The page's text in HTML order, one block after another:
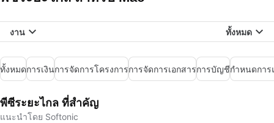
งาน ทั้งหมด
ทั้งหมดการเงินการจัดการโครงการการจัดการเอกสารการบัญชีกำหนดกา
พีซีระยะไกล ที่สำคัญ
แนะนำโดย Softonic